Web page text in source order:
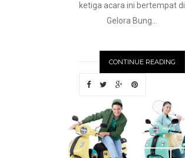
ketiga acara ini bertempat di
Gelora Bung...
CONTINUE READING